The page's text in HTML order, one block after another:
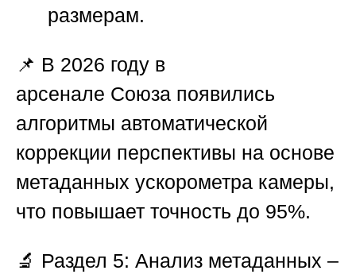
размерам.
📌 В 2026 году в
арсенале Союза появились
алгоритмы автоматической
коррекции перспективы на основе
метаданных ускорометра камеры,
что повышает точность до 95%.
🔬 Раздел 5: Анализ метаданных –